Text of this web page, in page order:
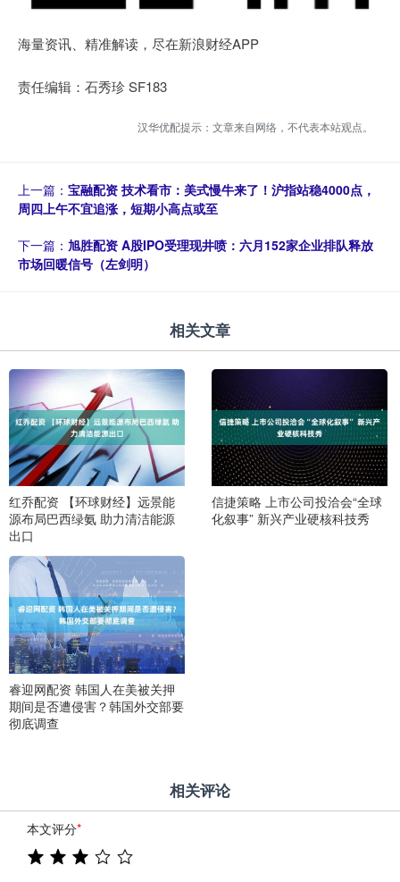
海量资讯、精准解读，尽在新浪财经APP
责任编辑：石秀珍 SF183
汉华优配提示：文章来自网络，不代表本站观点。
上一篇： 宝融配资 技术看市：美式慢牛来了！沪指站稳4000点，
周四上午不宜追涨，短期小高点或至
下一篇： 旭胜配资 A股IPO受理现井喷：六月152家企业排队释放
市场回暖信号（左剑明）
相关文章
红乔配资 【环球财经】远景能
源布局巴西绿氨 助力清洁能源
出口
信捷策略 上市公司投洽会“全球
化叙事” 新兴产业硬核科技秀
睿迎网配资 韩国人在美被关押
期间是否遭侵害？韩国外交部要
彻底调查
相关评论
本文评分*